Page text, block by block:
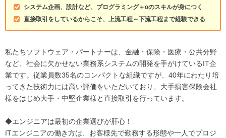
システム企画、設計など、プログラミング＋αのスキルが身につく
直接取引をしているからこそ、上流工程～下流工程まで経験できる
私たちソフトウェア・パートナーは、金融・保険・医療・公共分野
など、社会に欠かせない業務系システムの開発を手がけているIT企
業です。従業員数35名のコンパクトな組織ですが、40年にわたり培
ってきた技術力には高い評価をいただいており、大手損害保険会社
様をはじめ大手・中堅企業様と直接取引を行っています。
◆エンジニアは最初の企業選びが肝心！
ITエンジニアの働き方は、お客様先で勤務する形態や一人でプロジ